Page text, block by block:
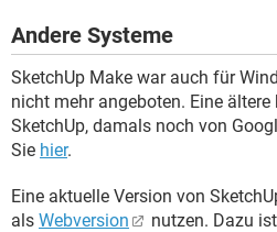
Andere Systeme
SketchUp Make war auch für
nicht mehr angeboten. Eine
SketchUp, damals noch von
Sie hier.
Eine aktuelle Version von
als Webversion
nutzen. Dazu